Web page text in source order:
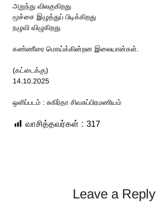
அறுந்து விலகுகிறது
மூச்சை இழுத்துப் பிடிக்கிறது
நழுவி விழுகிறது
கண்ணீரை மொய்க்கின்றன இலையான்கள்.
(கட்டைக்கு)
14.10.2025
ஒளிப்படம் : சுகிர்தா சிவசுப்பிரமணியம்
வாசித்தவர்கள் : 317
Leave a Reply